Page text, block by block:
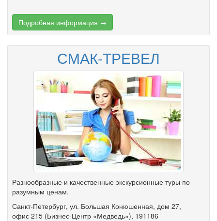
Подробная информация →
СМАК-ТРЕВЕЛ
Разнообразные и качественные экскурсионные туры по
разумным ценам.
Санкт-Петербург, ул. Большая Конюшенная, дом 27,
офис 215 (Бизнес-Центр «Медведь»), 191186